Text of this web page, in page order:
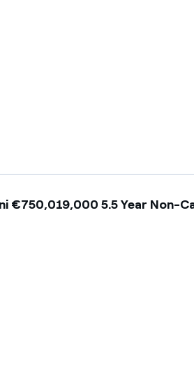
€750,019,000 5.5 Year Non-